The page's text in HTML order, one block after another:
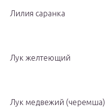
Лилия саранка
Лук желтеющий
Лук медвежий (черемша)